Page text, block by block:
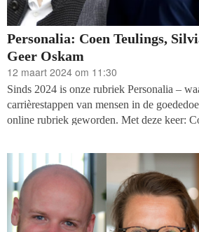
Personalia: Coen Teulings,
Geer Oskam
12 maart 2024 om 11:30
Sinds 2024 is onze rubriek Personalia –
carrièrestappen van mensen in de
online rubriek geworden. Met deze keer:
Geer Oskam (Cultuurfonds).